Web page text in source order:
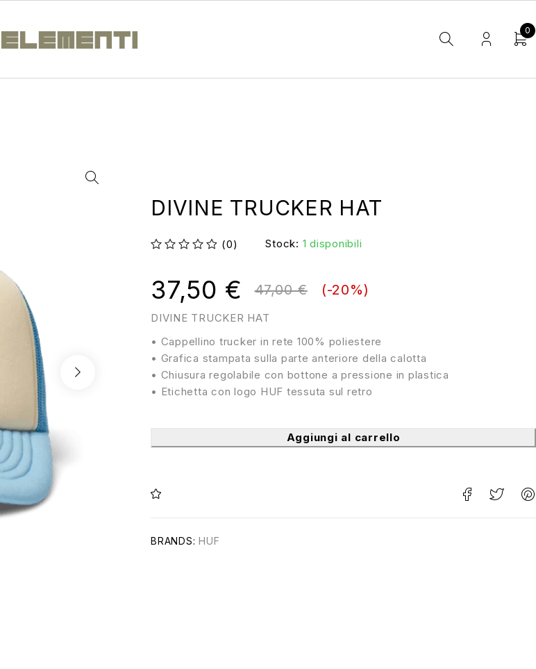
0
DIVINE TRUCKER HAT
(0) Stock: 1 disponibili
DIVINE TRUCKER HAT
• Cappellino trucker in rete 100% poliestere
• Grafica stampata sulla parte anteriore della calotta
• Chiusura regolabile con bottone a pressione in plastica
• Etichetta con logo HUF tessuta sul retro
47,00€
37,50 € (-20%)
Aggiungi al carrello
BRANDS: HUF